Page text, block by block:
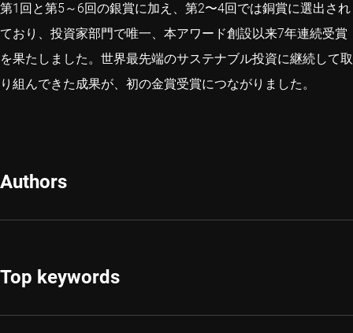
第1回と第5～6回の銀賞に加え、第2〜4回では銅賞に選出され
ており、投資家部門で唯一、本アワード創設以来7年連続受賞
を果たしました。世界最先端のサステナブル投資に継続して取
り組んできた成果が、初の金賞受賞につながりました。
Authors
Top keywords